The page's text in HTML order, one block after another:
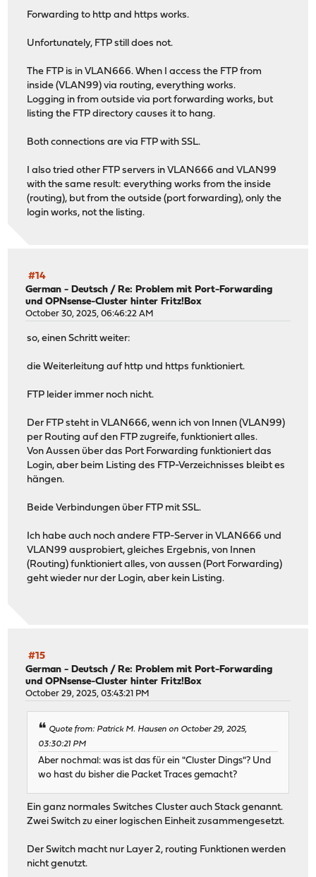
Forwarding to http and https works.
Unfortunately, FTP still does not.
The FTP is in VLAN666. When I access the FTP from
inside (VLAN99) via routing, everything works.
Logging in from outside via port forwarding works, but
listing the FTP directory causes it to hang.
Both connections are via FTP with SSL.
I also tried other FTP servers in VLAN666 and VLAN99
with the same result: everything works from the inside
(routing), but from the outside (port forwarding), only the
login works, not the listing.
#14
German - Deutsch /Re: Problem mit Port-Forwarding
und OPNsense-Cluster hinter Fritz!Box
October 30, 2025, 06:46:22 AM
so, einen Schritt weiter:
die Weiterleitung auf http und https funktioniert.
FTP leider immer noch nicht.
Der FTP steht in VLAN666, wenn ich von Innen (VLAN99)
per Routing auf den FTP zugreife, funktioniert alles.
Von Aussen über das Port Forwarding funktioniert das
Login, aber beim Listing des FTP-Verzeichnisses bleibt es
hängen.
Beide Verbindungen über FTP mit SSL.
Ich habe auch noch andere FTP-Server in VLAN666 und
VLAN99 ausprobiert, gleiches Ergebnis, von Innen
(Routing) funktioniert alles, von aussen (Port Forwarding)
geht wieder nur der Login, aber kein Listing.
#15
German - Deutsch /Re: Problem mit Port-Forwarding
und OPNsense-Cluster hinter Fritz!Box
October 29, 2025, 03:43:21 PM
Quote from: Patrick M. Hausen on October 29, 2025,
03:30:21 PM
Aber nochmal: was ist das für ein "Cluster Dings"? Und
wo hast du bisher die Packet Traces gemacht?
Ein ganz normales Switches Cluster auch Stack genannt.
Zwei Switch zu einer logischen Einheit zusammengesetzt.
Der Switch macht nur Layer 2, routing Funktionen werden
nicht genutzt.